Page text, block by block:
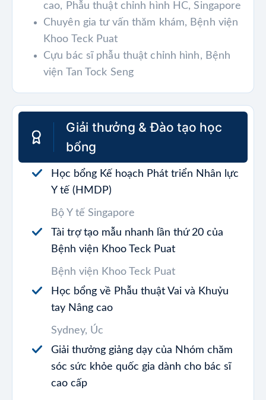
cao, Phẫu thuật chỉnh hình HC, Singapore
Chuyên gia tư vấn thăm khám, Bệnh viện
Khoo Teck Puat
Cựu bác sĩ phẫu thuật chỉnh hình, Bệnh
viện Tan Tock Seng
Giải thưởng & Đào tạo học
bổng
Học bổng Kế hoạch Phát triển Nhân lực
Y tế (HMDP)
Bộ Y tế Singapore
Tài trợ tạo mẫu nhanh lần thứ 20 của
Bệnh viện Khoo Teck Puat
Bệnh viện Khoo Teck Puat
Học bổng về Phẫu thuật Vai và Khuỷu
tay Nâng cao
Sydney, Úc
Giải thưởng giảng dạy của Nhóm chăm
sóc sức khỏe quốc gia dành cho bác sĩ
cao cấp